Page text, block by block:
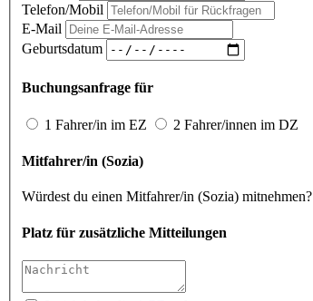
Telefon/Mobil
E-Mail
Geburtsdatum
Buchungsanfrage für
1 Fahrer/in im EZ 2 Fahrer/innen im DZ
Mitfahrer/in (Sozia)
Würdest du einen Mitfahrer/in (Sozia) mitnehmen?
Platz für zusätzliche Mitteilungen